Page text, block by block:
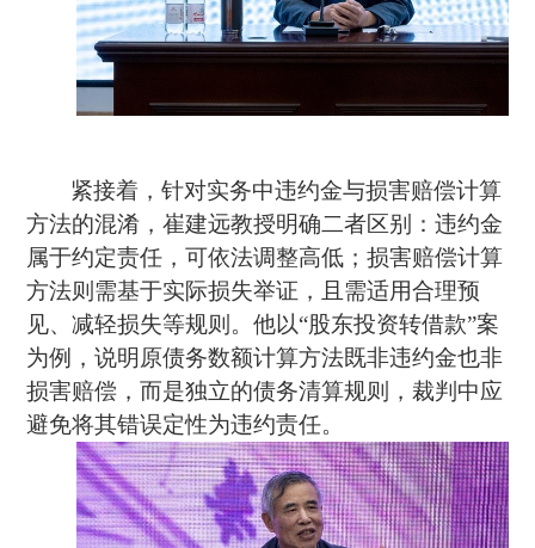
紧接着，针对实务中违约金与损害赔偿计算
方法的混淆，崔建远教授明确二者区别：违约金
属于约定责任，可依法调整高低；损害赔偿计算
方法则需基于实际损失举证，且需适用合理预
见、减轻损失等规则。他以“股东投资转借款”案
为例，说明原债务数额计算方法既非违约金也非
损害赔偿，而是独立的债务清算规则，裁判中应
避免将其错误定性为违约责任。